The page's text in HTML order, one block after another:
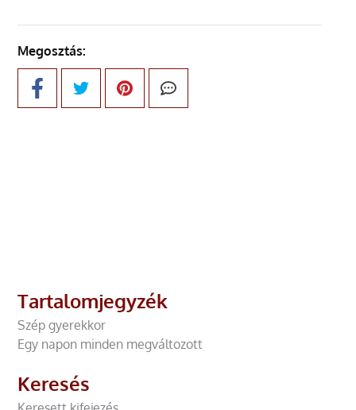
Megosztás:
Tartalomjegyzék
Szép gyerekkor
Egy napon minden megváltozott
Keresés